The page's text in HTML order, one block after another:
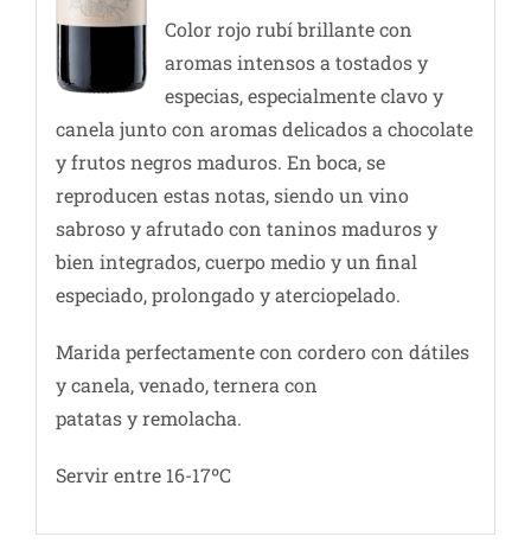
Color rojo rubí brillante con
aromas intensos a tostados y
especias, especialmente clavo y
canela junto con aromas delicados a chocolate
y frutos negros maduros. En boca, se
reproducen estas notas, siendo un vino
sabroso y afrutado con taninos maduros y
bien integrados, cuerpo medio y un final
especiado, prolongado y aterciopelado.
Marida perfectamente con cordero con dátiles
y canela, venado, ternera con
patatas y remolacha.
Servir entre 16-17ºC